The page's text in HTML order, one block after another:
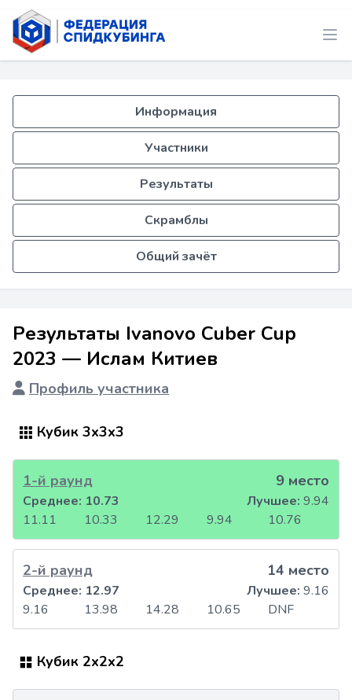
Информация
Участники
Результаты
Скрамблы
Общий зачёт
Результаты Ivanovo Cuber Cup
2023 — Ислам Китиев
Профиль участника
Кубик 3x3x3
1-й раунд 9 место
11.11 10.33 12.29 9.94 10.76
Среднее: 10.73 Лучшее: 9.94
2-й раунд 14 место
9.16 13.98 14.28 10.65 DNF
Среднее: 12.97 Лучшее: 9.16
Кубик 2x2x2